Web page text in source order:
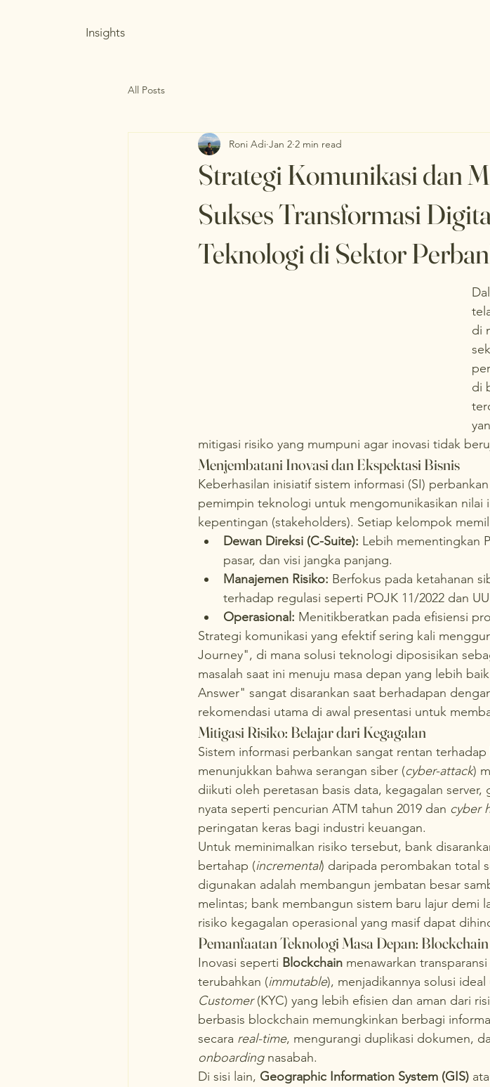
Insights
All Posts
Strategi Komunikasi dan
Sukses Transformasi
Teknologi di Sektor
Roni Adi Jan 2 2 min read
di
di
mitigasi risiko yang mumpuni agar inovasi tidak
Menjembatani Inovasi dan Ekspektasi Bisnis
Keberhasilan inisiatif sistem informasi (SI)
pemimpin teknologi untuk mengomunikasikan nilai
kepentingan (stakeholders). Setiap kelompok
Dewan Direksi (C-Suite): Lebih mementingkan
pasar, dan visi jangka panjang.
Manajemen Risiko: Berfokus pada ketahanan
terhadap regulasi seperti POJK 11/2022 dan
Operasional: Menitikberatkan pada efisiensi
Strategi komunikasi yang efektif sering kali
Journey", di mana solusi teknologi diposisikan
masalah saat ini menuju masa depan yang lebih
Answer" sangat disarankan saat berhadapan
rekomendasi utama di awal presentasi untuk
Mitigasi Risiko: Belajar dari Kegagalan
Sistem informasi perbankan sangat rentan
menunjukkan bahwa serangan siber (cyber-attack)
diikuti oleh peretasan basis data, kegagalan server,
nyata seperti pencurian ATM tahun 2019 dan cyber
peringatan keras bagi industri keuangan.
Untuk meminimalkan risiko tersebut, bank
bertahap (incremental) daripada perombakan total
digunakan adalah membangun jembatan besar
melintas; bank membangun sistem baru lajur demi
risiko kegagalan operasional yang masif dapat
Pemanfaatan Teknologi Masa Depan:
Inovasi seperti Blockchain menawarkan
terubahkan (immutable), menjadikannya solusi
Customer (KYC) yang lebih efisien dan aman dari
berbasis blockchain memungkinkan berbagi
secara real-time, mengurangi duplikasi dokumen,
onboarding nasabah.
Di sisi lain, Geographic Information System (GIS)